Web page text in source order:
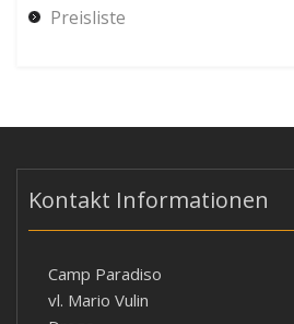
Preisliste
Kontakt Informationen
Camp Paradiso
vl. Mario Vulin